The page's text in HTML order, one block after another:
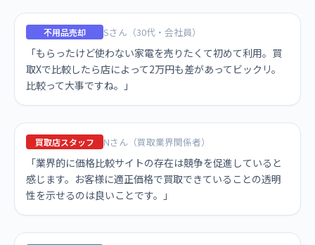
不用品売却 Sさん（30代・会社員）
「もらったけど使わない家電を売りたくて初めて利用。買
取Xで比較したら店によって2万円も差があってビックリ。
比較って大事ですね。」
買取店スタッフ Nさん（買取業界関係者）
「業界的に価格比較サイトの存在は競争を促進していると
感じます。お客様に適正価格で買取できていることの透明
性を示せるのは良いことです。」